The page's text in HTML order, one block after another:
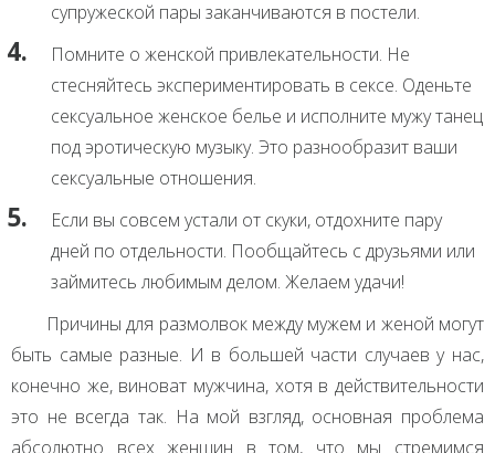
супружеской пары заканчиваются в постели.
Помните о женской привлекательности. Не
стесняйтесь экспериментировать в сексе. Оденьте
сексуальное женское белье и исполните мужу танец
под эротическую музыку. Это разнообразит ваши
сексуальные отношения.
Если вы совсем устали от скуки, отдохните пару
дней по отдельности. Пообщайтесь с друзьями или
займитесь любимым делом. Желаем удачи!
Причины для размолвок между мужем и женой могут
быть самые разные. И в большей части случаев у нас,
конечно же, виноват мужчина, хотя в действительности
это не всегда так. На мой взгляд, основная проблема
абсолютно всех женщин в том, что мы стремимся